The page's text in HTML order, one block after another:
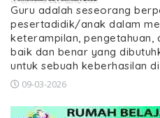
Guru adalah seseorang
pesertadidik/anak dalam
keterampilan, pengetahuan,
baik dan benar yang
untuk sebuah keberhasilan di
09-03-2026